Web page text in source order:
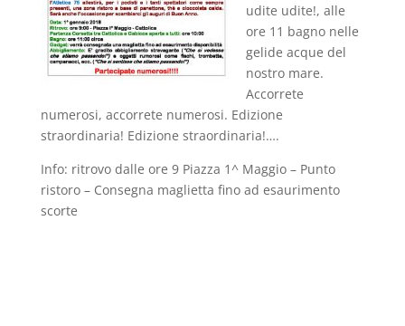
udite udite!, alle
ore 11 bagno nelle
gelide acque del
nostro mare.
Accorrete
numerosi, accorrete numerosi. Edizione
straordinaria! Edizione straordinaria!….
Info: ritrovo dalle ore 9 Piazza 1^ Maggio – Punto
ristoro – Consegna maglietta fino ad esaurimento
scorte